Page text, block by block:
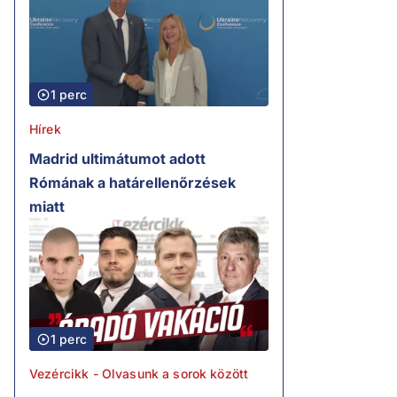
1 perc
Hírek
Madrid ultimátumot adott
Rómának a határellenőrzések
miatt
1 perc
Vezércikk - Olvasunk a sorok között